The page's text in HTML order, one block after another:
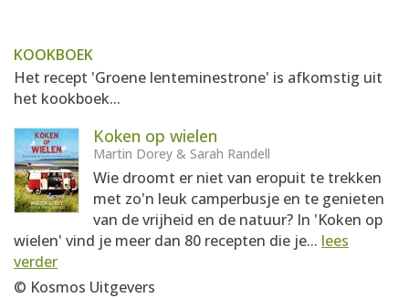
KOOKBOEK
Het recept 'Groene lenteminestrone' is afkomstig uit
het kookboek...
Koken op wielen
Martin Dorey & Sarah Randell
Wie droomt er niet van eropuit te trekken
met zo'n leuk camperbusje en te genieten
van de vrijheid en de natuur? In 'Koken op
wielen' vind je meer dan 80 recepten die je... lees
verder
© Kosmos Uitgevers